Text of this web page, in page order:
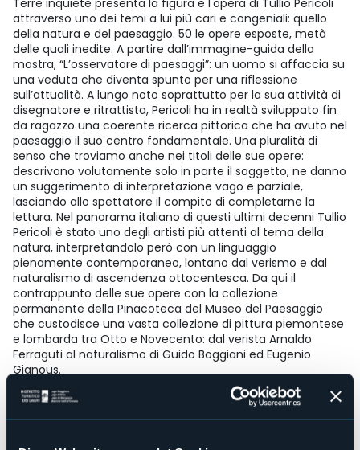
attraverso uno dei temi a lui più cari e congeniali: quello
della natura e del paesaggio. 50 le opere esposte, metà
delle quali inedite. A partire dall’immagine-guida della
mostra, “L’osservatore di paesaggi”: un uomo si affaccia su
una veduta che diventa spunto per una riflessione
sull’attualità. A lungo noto soprattutto per la sua attività di
disegnatore e ritrattista, Pericoli ha in realtà sviluppato fin
da ragazzo una coerente ricerca pittorica che ha avuto nel
paesaggio il suo centro fondamentale. Una pluralità di
senso che troviamo anche nei titoli delle sue opere:
descrivono volutamente solo in parte il soggetto, ne danno
un suggerimento di interpretazione vago e parziale,
lasciando allo spettatore il compito di completarne la
lettura. Nel panorama italiano di questi ultimi decenni Tullio
Pericoli è stato uno degli artisti più attenti al tema della
natura, interpretandolo però con un linguaggio
pienamente contemporaneo, lontano dal verismo e dal
naturalismo di ascendenza ottocentesca. Da qui il
contrappunto delle sue opere con la collezione
permanente della Pinacoteca del Museo del Paesaggio
che custodisce una vasta collezione di pittura piemontese
e lombarda tra Otto e Novecento: dal verista Arnaldo
Ferraguti al naturalismo di Guido Boggiani ed Eugenio
Gignous.
“L’allestimento della mostra Terre Inquiete è stato pensato
come un percorso immersivo e progressivo, capace di